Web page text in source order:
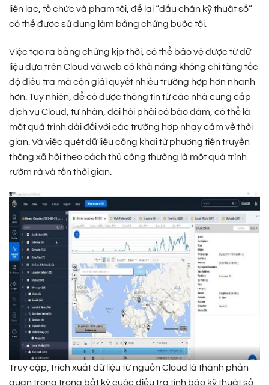
liên lạc, tổ chức và phạm tội, để lại “dấu chân kỹ thuật số”
có thể được sử dụng làm bằng chứng buộc tội.
Việc tạo ra bằng chứng kịp thời, có thể bảo vệ được từ dữ
liệu dựa trên Cloud và web có khả năng không chỉ tăng tốc
độ điều tra mà còn giải quyết nhiều trường hợp hơn nhanh
hơn. Tuy nhiên, để có được thông tin từ các nhà cung cấp
dịch vụ Cloud, tư nhân, đòi hỏi phải có bảo đảm, có thể là
một quá trình dài đối với các trường hợp nhạy cảm về thời
gian. Và việc quét dữ liệu công khai từ phương tiện truyền
thông xã hội theo cách thủ công thường là một quá trình
rườm rà và tốn thời gian.
Truy cập, trích xuất dữ liệu từ nguồn Cloud là thành phần
quan trọng trong bất kỳ cuộc điều tra tình báo kỹ thuật số